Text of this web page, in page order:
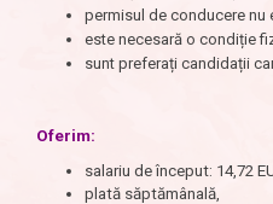
permisul de conducere nu
este necesară o condiție
sunt preferați candidații
Oferim:
salariu de început: 14,72
plată săptămânală,